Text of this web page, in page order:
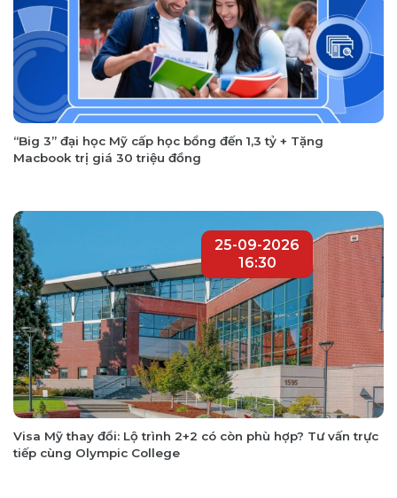
“Big 3” đại học Mỹ cấp học bổng đến 1,3 tỷ + Tặng
Macbook trị giá 30 triệu đồng
Visa Mỹ thay đổi: Lộ trình 2+2 có còn phù hợp? Tư vấn trực
tiếp cùng Olympic College
25-09-2026
16:30